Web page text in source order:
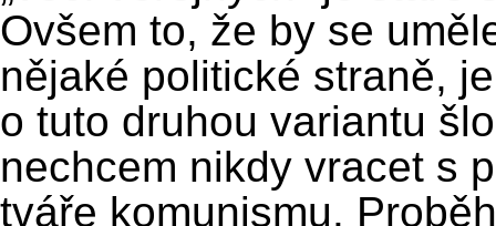
Ovšem to, že by se
nějaké politické straně,
o tuto druhou variantu
nechcem nikdy vracet s
tváře komunismu.